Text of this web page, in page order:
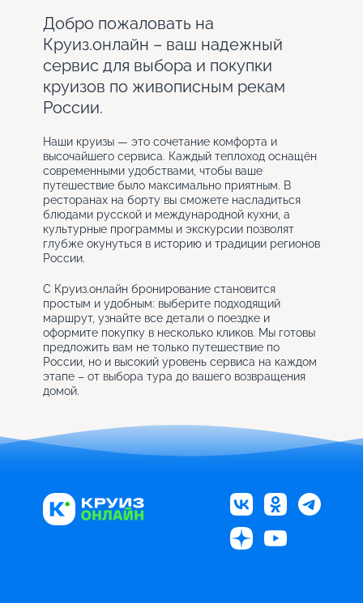
Добро пожаловать на
Круиз.онлайн – ваш надежный
сервис для выбора и покупки
круизов по живописным рекам
России.
Наши круизы — это сочетание комфорта и
высочайшего сервиса. Каждый теплоход оснащён
современными удобствами, чтобы ваше
путешествие было максимально приятным. В
ресторанах на борту вы сможете насладиться
блюдами русской и международной кухни, а
культурные программы и экскурсии позволят
глубже окунуться в историю и традиции регионов
России.
С Круиз.онлайн бронирование становится
простым и удобным: выберите подходящий
маршрут, узнайте все детали о поездке и
оформите покупку в несколько кликов. Мы готовы
предложить вам не только путешествие по
России, но и высокий уровень сервиса на каждом
этапе – от выбора тура до вашего возвращения
домой.